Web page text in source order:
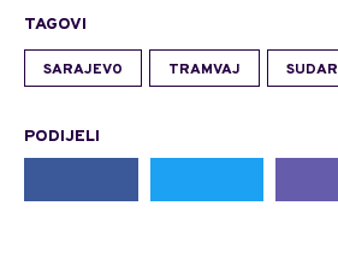
TAGOVI
SARAJEVO TRAMVAJ SUDAR
PODIJELI